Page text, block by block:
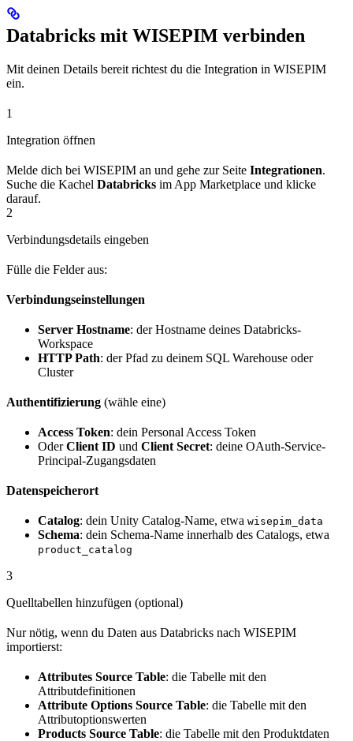
Databricks mit WISEPIM verbinden
Mit deinen Details bereit richtest du die Integration in WISEPIM
ein.
1
Integration öffnen
Melde dich bei WISEPIM an und gehe zur Seite Integrationen.
Suche die Kachel Databricks im App Marketplace und klicke
darauf.
2
Verbindungsdetails eingeben
Fülle die Felder aus:
Verbindungseinstellungen
Server Hostname: der Hostname deines Databricks-
Workspace
HTTP Path: der Pfad zu deinem SQL Warehouse oder
Cluster
Authentifizierung (wähle eine)
Access Token: dein Personal Access Token
OderClient ID und Client Secret: deine OAuth-Service-
Principal-Zugangsdaten
Datenspeicherort
Catalog: dein Unity Catalog-Name, etwa wisepim_data
Schema: dein Schema-Name innerhalb des Catalogs, etwa
product_catalog
3
Quelltabellen hinzufügen (optional)
Nur nötig, wenn du Daten aus Databricks nach WISEPIM
importierst:
Attributes Source Table: die Tabelle mit den
Attributdefinitionen
Attribute Options Source Table: die Tabelle mit den
Attributoptionswerten
Products Source Table: die Tabelle mit den Produktdaten